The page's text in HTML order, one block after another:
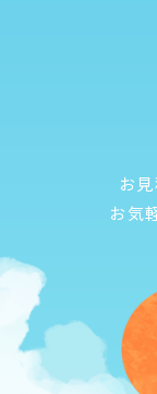
お
お気